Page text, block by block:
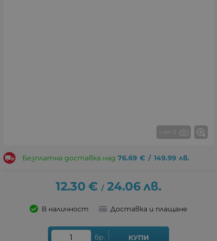
1 от 3
Безплатна доставка над 76.69 € / 149.99 лв.
12.30 € / 24.06 лв.
В наличност Доставка и плащане
бр. КУПИ